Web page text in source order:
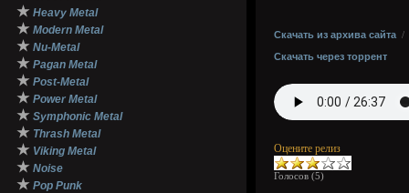
★ Heavy Metal
★ Modern Metal
★ Nu-Metal
★ Pagan Metal
★ Post-Metal
★ Power Metal
★ Symphonic Metal
★ Thrash Metal
★ Viking Metal
★ Noise
★ Pop Punk
Скачать из архива сайта /
Скачать через торрент
Оцените релиз
Голосов (5)